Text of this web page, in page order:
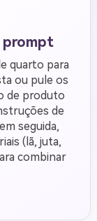
prompt
quarto para
ou pule os
de produto
de
seguida,
(lã, juta,
combinar